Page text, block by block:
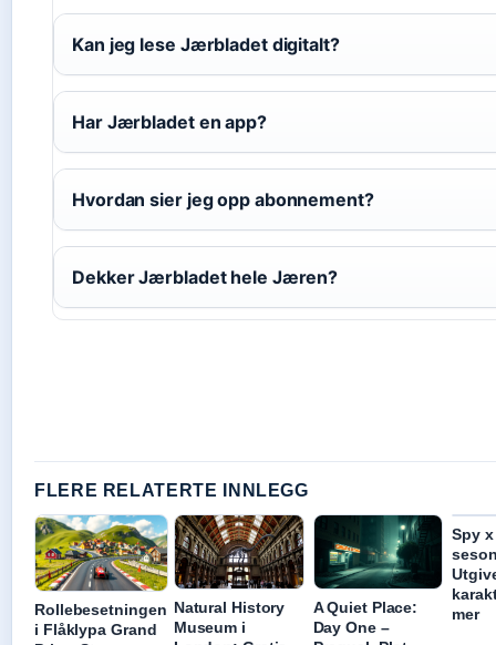
Kan jeg lese Jærbladet digitalt?
Har Jærbladet en app?
Hvordan sier jeg opp abonnement?
Dekker Jærbladet hele Jæren?
FLERE RELATERTE INNLEGG
Rollebesetningen
i Flåklypa Grand
Natural History
Museum i
A Quiet Place:
Day One –
Spy
mer